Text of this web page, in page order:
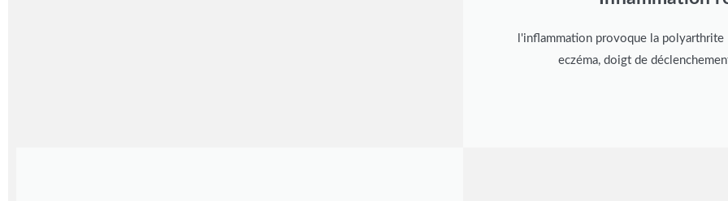
l'inflammation provoque la polyarthrite
eczéma, doigt de